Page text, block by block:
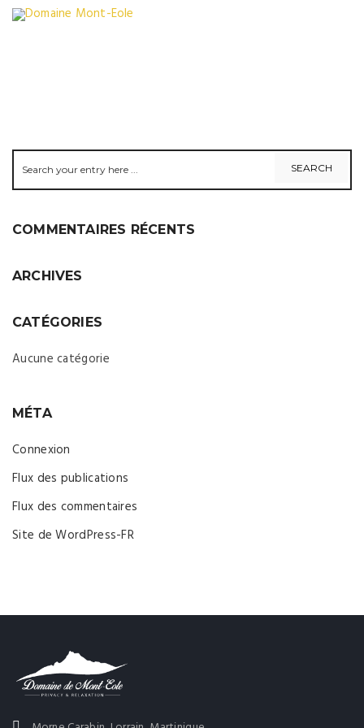
COMMENTAIRES RÉCENTS
ARCHIVES
CATÉGORIES
Aucune catégorie
MÉTA
Connexion
Flux des publications
Flux des commentaires
Site de WordPress-FR